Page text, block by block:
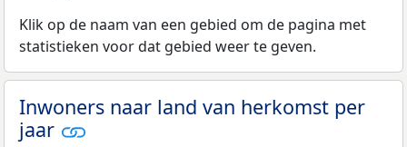
Klik op de naam van een gebied om de pagina met
statistieken voor dat gebied weer te geven.
Inwoners naar land van herkomst per
jaar